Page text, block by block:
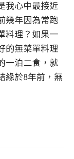
我心中最接近
幾年因為常跑
料理？如果一
的無菜單料理
一泊二食，就
緣於8年前，無